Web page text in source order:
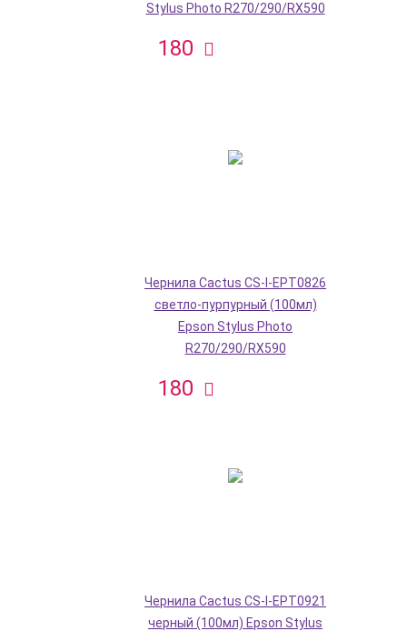
Stylus Photo R270/290/RX590
180
Чернила Cactus CS-I-EPT0826
светло-пурпурный (100мл)
Epson Stylus Photo
R270/290/RX590
180
Чернила Cactus CS-I-EPT0921
черный (100мл) Epson Stylus